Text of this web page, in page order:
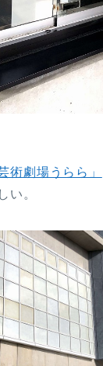
術劇場うらら」
い。